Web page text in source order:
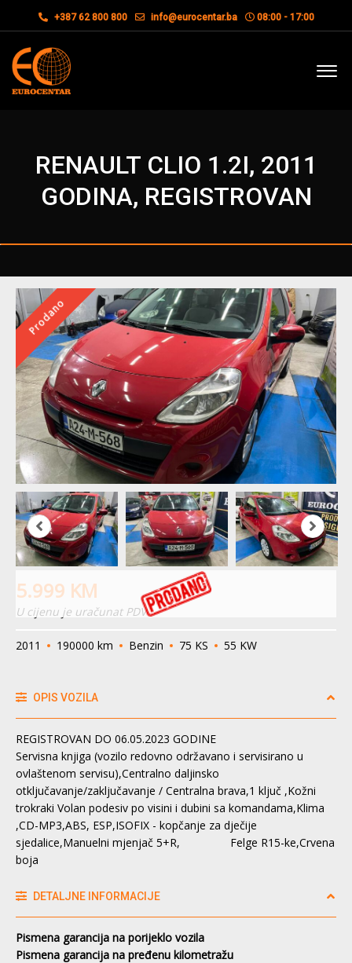
+387 62 800 800 info@eurocentar.ba 08:00 - 17:00
RENAULT CLIO 1.2I, 2011
GODINA, REGISTROVAN
Prodano
5.999 KM
U cijenu je uračunat PDV
2011 190000 km Benzin 75 KS 55 KW
OPIS VOZILA
REGISTROVAN DO 06.05.2023 GODINE
Servisna knjiga (vozilo redovno održavano i servisirano u
ovlaštenom servisu),Centralno daljinsko
otključavanje/zaključavanje / Centralna brava,1 ključ ,Kožni
trokraki Volan podesiv po visini i dubini sa komandama,Klima
,CD-MP3,ABS, ESP,ISOFIX - kopčanje za dječije
sjedalice,Manuelni mjenjač 5+R, Felge R15-ke,Crvena
boja
DETALJNE INFORMACIJE
Pismena garancija na porijeklo vozila
Pismena garancija na pređenu kilometražu